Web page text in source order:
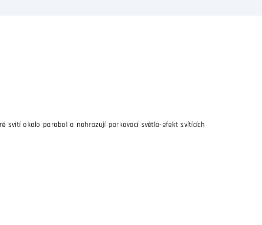
svítí okolo parabol a nahrazují parkovací světla-efekt svítících